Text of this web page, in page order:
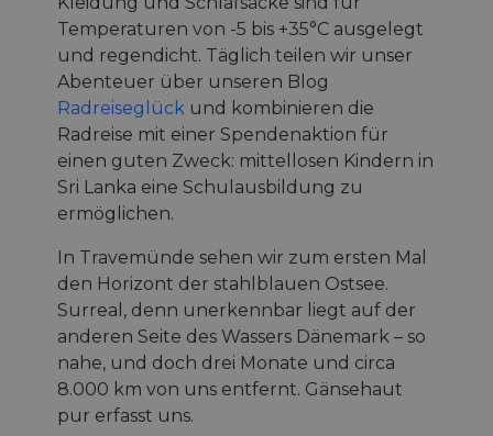
Temperaturen von -5 bis +35°C ausgelegt
und regendicht. Täglich teilen wir unser
Abenteuer über unseren Blog
Radreiseglück und kombinieren die
Radreise mit einer Spendenaktion für
einen guten Zweck: mittellosen Kindern in
Sri Lanka eine Schulausbildung zu
ermöglichen.
In Travemünde sehen wir zum ersten Mal
den Horizont der stahlblauen Ostsee.
Surreal, denn unerkennbar liegt auf der
anderen Seite des Wassers Dänemark – so
nahe, und doch drei Monate und circa
8.000 km von uns entfernt. Gänsehaut
pur erfasst uns.